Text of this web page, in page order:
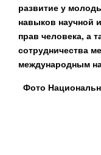
развитие у
навыков научной
прав человека, а
сотрудничества
международным
Фото